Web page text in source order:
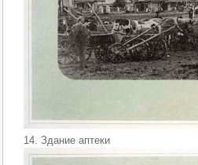
14. Здание аптеки